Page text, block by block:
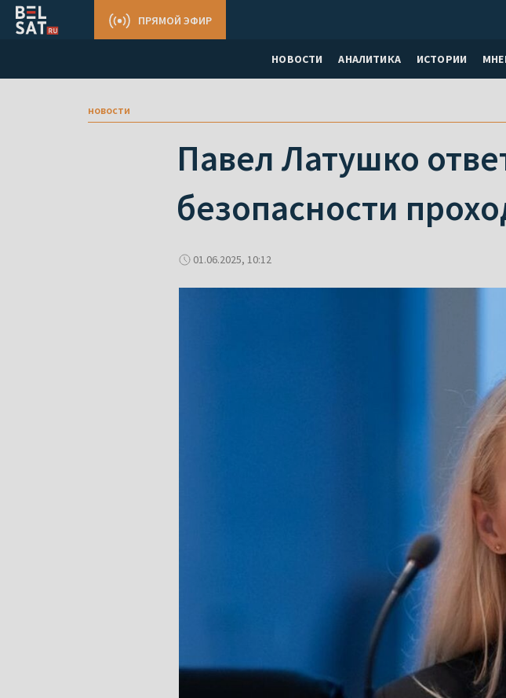
НОВОСТИ АНАЛИТИКА ИСТОРИИ
ПРЯМОЙ ЭФИР
новости
Павел Латушко
безопасности
01.06.2025, 10:12